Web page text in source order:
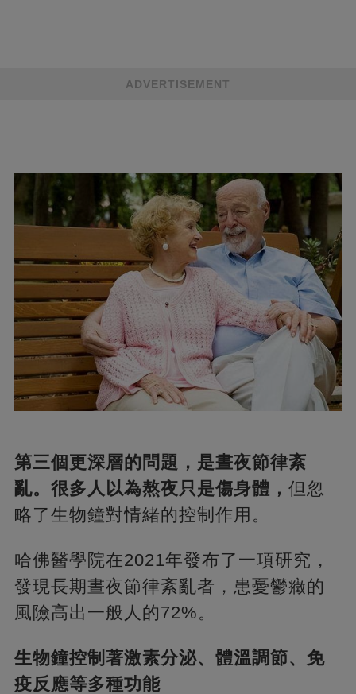
ADVERTISEMENT
第三個更深層的問題，是晝夜節律紊
亂。很多人以為熬夜只是傷身體， 但忽
略了生物鐘對情緒的控制作用。
哈佛醫學院在2021年發布了一項研究，
發現長期晝夜節律紊亂者，患憂鬱癥的
風險高出一般人的72%。
生物鐘控制著激素分泌、體溫調節、免
疫反應等多種功能